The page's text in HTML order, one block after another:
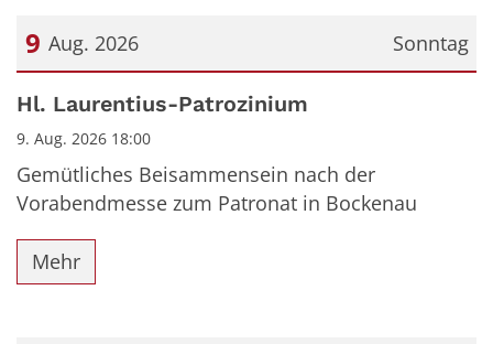
Sonntag
9 Aug. 2026
Datum: 9. August 2026
Hl. Laurentius-Patrozinium
9. Aug. 2026 18:00
Gemütliches Beisammensein nach der
Vorabendmesse zum Patronat in Bockenau
Mehr